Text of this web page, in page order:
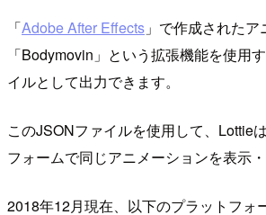
「Adobe After Effects 」で作成されたア
「Bodymovin」という拡張機能を使用
イルとして出力できます。
このJSONファイルを使用して、Lottie
フォームで同じアニメーションを表示・
2018年12月現在、以下のプラットフォ